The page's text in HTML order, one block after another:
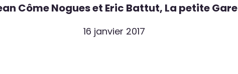
Côme Nogues et Eric Battut, La petite Gare
16 janvier 2017